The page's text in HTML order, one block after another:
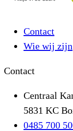
Contact
Wie wij zijn
Contact
Centraal
5831 KC
0485 700